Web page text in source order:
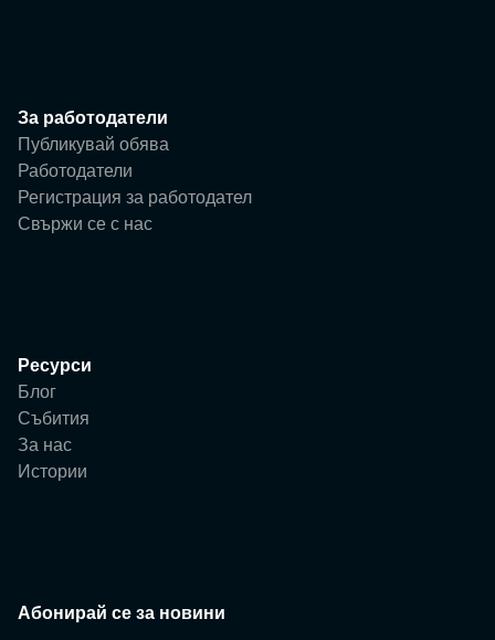
За работодатели
Публикувай обява
Работодатели
Регистрация за работодател
Свържи се с нас
Ресурси
Блог
Събития
За нас
Истории
Абонирай се за новини